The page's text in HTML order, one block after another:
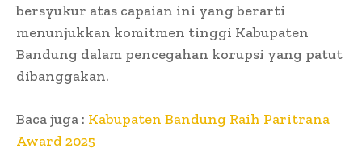
bersyukur atas capaian ini yang berarti
menunjukkan komitmen tinggi Kabupaten
Bandung dalam pencegahan korupsi yang patut
dibanggakan.
Baca juga : Kabupaten Bandung Raih Paritrana
Award 2025